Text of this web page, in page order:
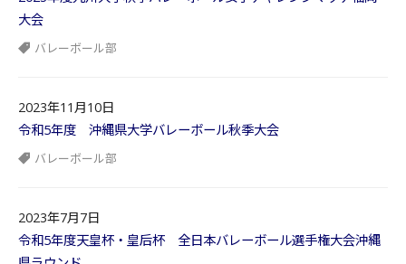
大会
バレーボール部
2023年11月10日
令和5年度 沖縄県大学バレーボール秋季大会
バレーボール部
2023年7月7日
令和5年度天皇杯・皇后杯 全日本バレーボール選手権大会沖縄